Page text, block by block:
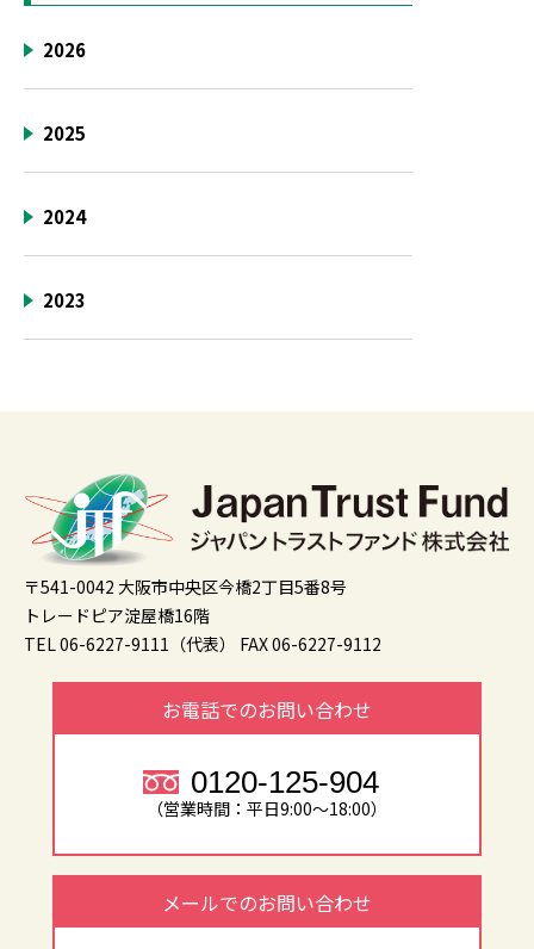
2026
2025
2024
2023
〒541-0042 大阪市中央区今橋2丁目5番8号
トレードピア淀屋橋16階
TEL 06-6227-9111（代表）
FAX 06-6227-9112
お電話でのお問い合わせ
0120-125-904
（営業時間：平日9:00～18:00）
メールでのお問い合わせ